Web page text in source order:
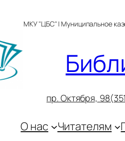
МКУ "ЦБС" | Муниципальное
пр. Октября, 9
О нас Читателям